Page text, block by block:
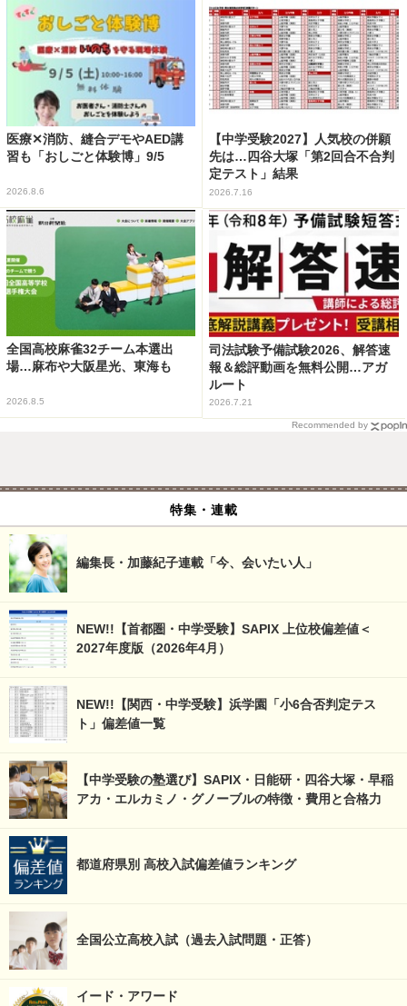
医療✕消防、縫合デモやAED講
習も「おしごと体験博」9/5
2026.8.6
【中学受験2027】人気校の併願
先は…四谷大塚「第2回合不合判
定テスト」結果
2026.7.16
全国高校麻雀32チーム本選出
場…麻布や大阪星光、東海も
2026.8.5
司法試験予備試験2026、解答速
報＆総評動画を無料公開…アガ
ルート
2026.7.21
Recommended by
特集・連載
編集長・加藤紀子連載「今、会いたい人」
NEW!!【首都圏・中学受験】SAPIX 上位校偏差値＜
2027年度版（2026年4月）
NEW!!【関西・中学受験】浜学園「小6合否判定テス
ト」偏差値一覧
【中学受験の塾選び】SAPIX・日能研・四谷大塚・早稲
アカ・エルカミノ・グノーブルの特徴・費用と合格力
都道府県別 高校入試偏差値ランキング
全国公立高校入試（過去入試問題・正答）
イード・アワード